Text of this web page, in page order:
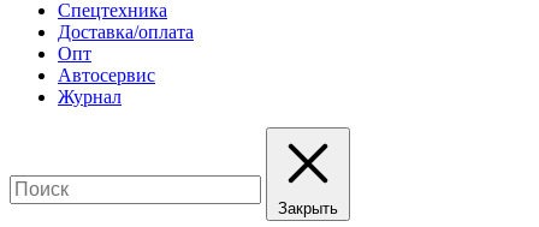
Спецтехника
Доставка/оплата
Опт
Автосервис
Журнал
Закрыть